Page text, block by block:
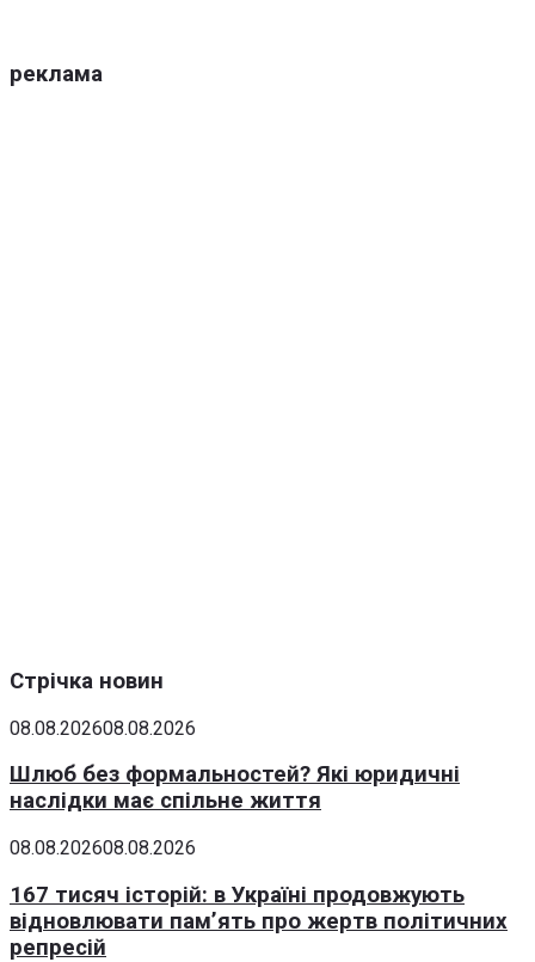
реклама
Стрічка новин
08.08.202608.08.2026
Шлюб без формальностей? Які юридичні
наслідки має спільне життя
08.08.202608.08.2026
167 тисяч історій: в Україні продовжують
відновлювати пам’ять про жертв політичних
репресій